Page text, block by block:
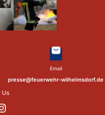
Email
presse@feuerwehr-wilhelmsdorf.de
Us